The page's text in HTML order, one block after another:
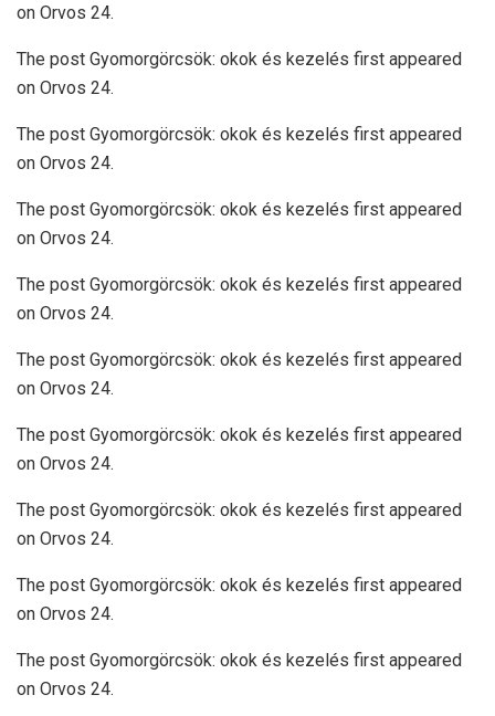
on Orvos 24.
The post Gyomorgörcsök: okok és kezelés first appeared
on Orvos 24.
The post Gyomorgörcsök: okok és kezelés first appeared
on Orvos 24.
The post Gyomorgörcsök: okok és kezelés first appeared
on Orvos 24.
The post Gyomorgörcsök: okok és kezelés first appeared
on Orvos 24.
The post Gyomorgörcsök: okok és kezelés first appeared
on Orvos 24.
The post Gyomorgörcsök: okok és kezelés first appeared
on Orvos 24.
The post Gyomorgörcsök: okok és kezelés first appeared
on Orvos 24.
The post Gyomorgörcsök: okok és kezelés first appeared
on Orvos 24.
The post Gyomorgörcsök: okok és kezelés first appeared
on Orvos 24.